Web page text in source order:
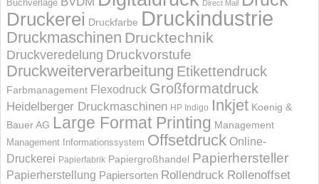
Buchverlage Direct Mail
Druckerei Druckfarbe Druckindustrie
Druckmaschinen Drucktechnik
Druckveredelung Druckvorstufe
Druckweiterverarbeitung Etikettendruck
Farbmanagement Flexodruck Großformatdruck
Heidelberger Druckmaschinen HP Indigo Inkjet Koenig &
Bauer AG Large Format Printing Management
Management Informations­system Offsetdruck Online-
Druckerei Papierfabrik Papiergroßhandel Papierhersteller
Papierherstellung Papiersorten Rollendruck Rollenoffset